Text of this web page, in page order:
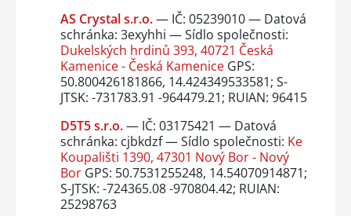
AS Crystal s.r.o.— IČ: 05239010 — Datová
schránka: 3exyhhi — Sídlo společnosti:
Dukelských hrdinů 393, 40721 Česká
Kamenice - Česká KameniceGPS:
50.800426181866, 14.424349533581; S-
JTSK: -731783.91 -964479.21; RUIAN: 96415
D5T5 s.r.o.— IČ: 03175421 — Datová
schránka: cjbkdzf — Sídlo společnosti: Ke
Koupališti 1390, 47301 Nový Bor - Nový
BorGPS: 50.7531255248, 14.54070914871;
S-JTSK: -724365.08 -970804.42; RUIAN:
25298763